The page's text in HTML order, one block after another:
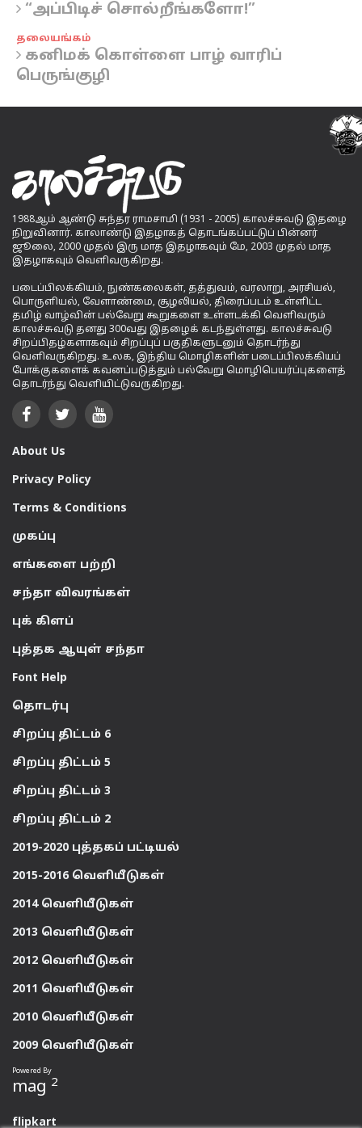
“அப்பிடிச் சொல்றீங்களோ!”
தலையங்கம்
கனிமக் கொள்ளை பாழ் வாரிப்
பெருங்குழி
1988ஆம் ஆண்டு சுந்தர ராமசாமி (1931 - 2005) காலச்சுவடு இதழை
நிறுவினார். காலாண்டு இதழாகத் தொடங்கப்பட்டுப் பின்னர்
ஜூலை, 2000 முதல் இரு மாத இதழாகவும் மே, 2003 முதல் மாத
இதழாகவும் வெளிவருகிறது.
படைப்பிலக்கியம், நுண்கலைகள், தத்துவம், வரலாறு, அரசியல்,
பொருளியல், வேளாண்மை, சூழலியல், திரைப்படம் உள்ளிட்ட
தமிழ் வாழ்வின் பல்வேறு கூறுகளை உள்ளடக்கி வெளிவரும்
காலச்சுவடு தனது 300வது இதழைக் கடந்துள்ளது. காலச்சுவடு
சிறப்பிதழ்களாகவும் சிறப்புப் பகுதிகளுடனும் தொடர்ந்து
வெளிவருகிறது. உலக, இந்திய மொழிகளின் படைப்பிலக்கியப்
போக்குகளைக் கவனப்படுத்தும் பல்வேறு மொழிபெயர்ப்புகளைத்
தொடர்ந்து வெளியிட்டுவருகிறது.
About Us
Privacy Policy
Terms & Conditions
முகப்பு
எங்களை பற்றி
சந்தா விவரங்கள்
புக் கிளப்
புத்தக ஆயுள் சந்தா
Font Help
தொடர்பு
சிறப்பு திட்டம் 6
சிறப்பு திட்டம் 5
சிறப்பு திட்டம் 3
சிறப்பு திட்டம் 2
2019-2020 புத்தகப் பட்டியல்
2015-2016 வெளியீடுகள்
2014 வெளியீடுகள்
2013 வெளியீடுகள்
2012 வெளியீடுகள்
2011 வெளியீடுகள்
2010 வெளியீடுகள்
2009 வெளியீடுகள்
Powered By
mag 2
flipkart